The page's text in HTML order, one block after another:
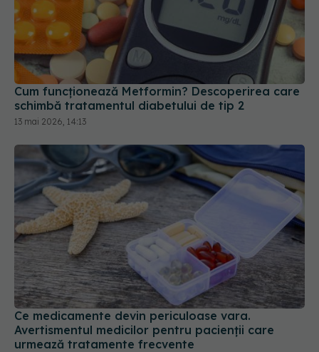
Cum funcționează Metformin? Descoperirea care
schimbă tratamentul diabetului de tip 2
13 mai 2026, 14:13
Ce medicamente devin periculoase vara.
Avertismentul medicilor pentru pacienții care
urmează tratamente frecvente